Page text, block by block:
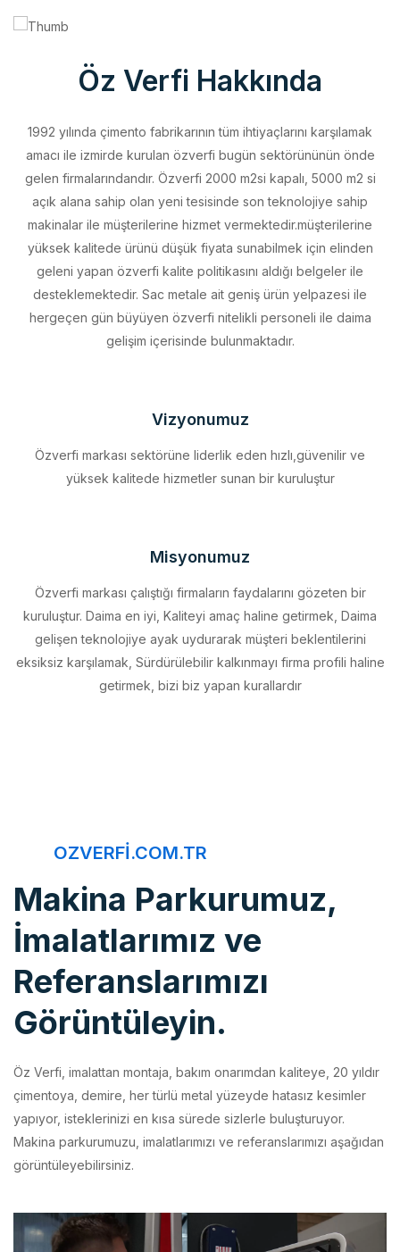
1992 yılında çimento fabrikarının tüm ihtiyaçlarını karşılamak
gelen firmalarındandır. Özverfi 2000 m2si kapalı, 5000 m2 si
açık alana sahip olan yeni tesisinde son teknolojiye sahip
makinalar ile müşterilerine hizmet vermektedir.müşterilerine
yüksek kalitede ürünü düşük fiyata sunabilmek için elinden
geleni yapan özverfi kalite politikasını aldığı belgeler ile
desteklemektedir. Sac metale ait geniş ürün yelpazesi ile
hergeçen gün büyüyen özverfi nitelikli personeli ile daima
gelişim içerisinde bulunmaktadır.
Özverfi markası sektörüne liderlik eden hızlı,güvenilir ve
Özverfi markası çalıştığı firmaların faydalarını gözeten bir
gelişen teknolojiye ayak uydurarak müşteri beklentilerini
eksiksiz karşılamak, Sürdürülebilir kalkınmayı firma profili haline
getirmek, bizi biz yapan kurallardır
Makina Parkurumuz,
İmalatlarımız ve
Referanslarımızı
Görüntüleyin.
Öz Verfi, imalattan montaja, bakım onarımdan kaliteye, 20 yıldır
yapıyor, isteklerinizi en kısa sürede sizlerle buluşturuyor.
Makina parkurumuzu, imalatlarımızı ve referanslarımızı aşağıdan
görüntüleyebilirsiniz.